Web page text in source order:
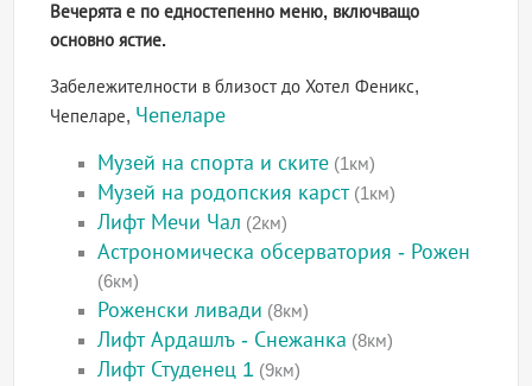
Вечерята е по едностепенно меню, включващо
основно ястие.
Забележителности в близост до Хотел Феникс,
Чепеларе, Чепеларе
Музей на спорта и ските (1км)
Музей на родопския карст(1км)
Лифт Мечи Чал (2км)
Астрономическа обсерватория - Рожен
(6км)
Роженски ливади (8км)
Лифт Ардашлъ - Снежанка (8км)
Лифт Студенец 1 (9км)